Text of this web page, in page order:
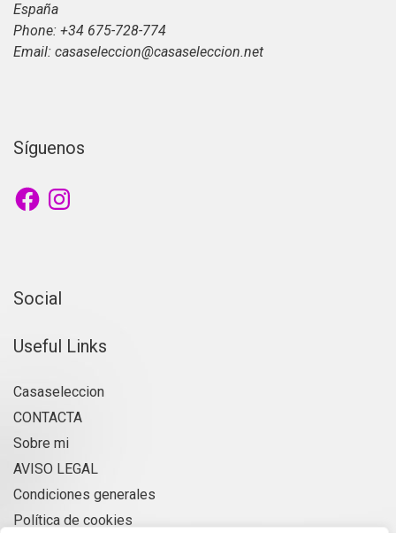
España
Phone: +34 675-728-774
Email: casaseleccion@casaseleccion.net
Síguenos
FacebookInstagram
Social
Useful Links
Casaseleccion
CONTACTA
Sobre mi
AVISO LEGAL
Condiciones generales
Política de cookies